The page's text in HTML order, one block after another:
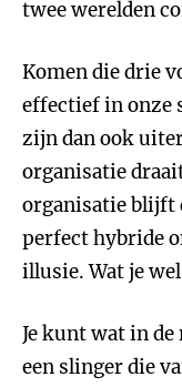
twee werelden
Komen die drie
effectief in onze
zijn dan ook
organisatie
organisatie blijft
perfect hybride
illusie. Wat je
Je kunt wat in
een slinger die